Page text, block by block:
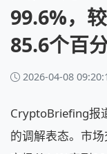
99.6%，
85.6个百分
2026-04-08
CryptoBriefing报
的调解表态。市